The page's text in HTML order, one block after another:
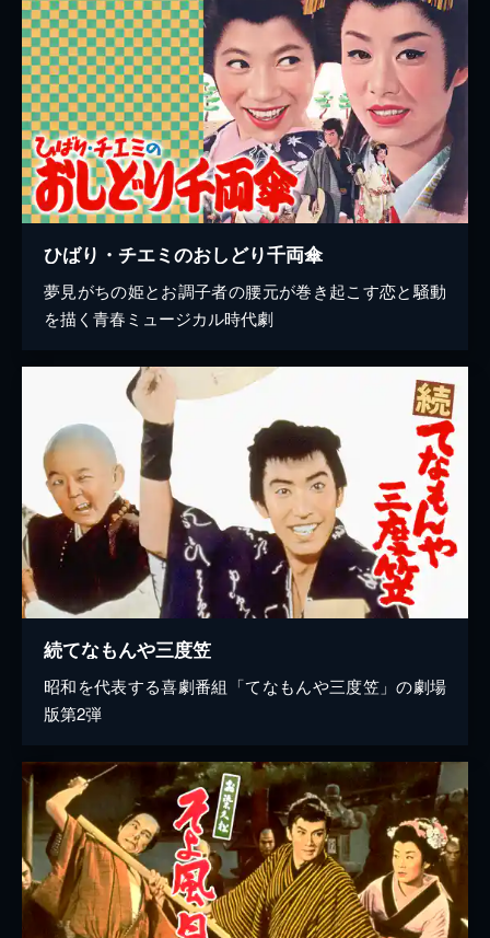
ひばり・チエミのおしどり千両傘
夢見がちの姫とお調子者の腰元が巻き起こす恋と騒動
を描く青春ミュージカル時代劇
続てなもんや三度笠
昭和を代表する喜劇番組「てなもんや三度笠」の劇場
版第2弾